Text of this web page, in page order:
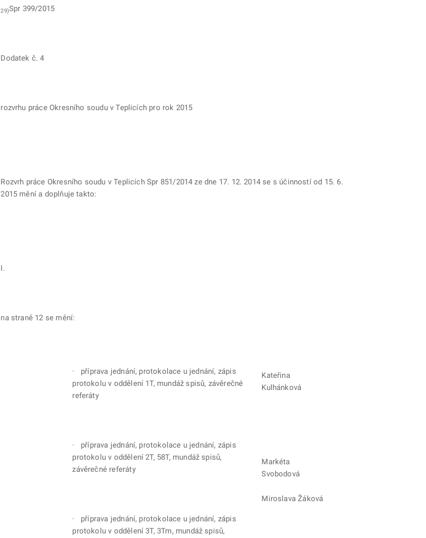
29)Spr 399/2015
Dodatek č. 4
rozvrhu práce Okresního soudu v Teplicích pro rok 2015
Rozvrh práce Okresního soudu v Teplicích Spr 851/2014 ze dne 17. 12. 2014 se s účinností od 15. 6.
2015 mění a doplňuje takto:
I.
na straně 12 se mění:
· příprava jednání, protokolace u jednání, zápis
protokolu v oddělení 1T, mundáž spisů, závěrečné
referáty
· příprava jednání, protokolace u jednání, zápis
protokolu v oddělení 2T, 58T, mundáž spisů,
závěrečné referáty
· příprava jednání, protokolace u jednání, zápis
protokolu v oddělení 3T, 3Tm, mundáž spisů,
Kateřina
Kulhánková
Markéta
Svobodová
Miroslava Žáková